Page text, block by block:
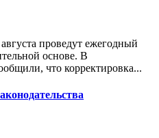
проведут ежегодный
основе. В
что корректировка...